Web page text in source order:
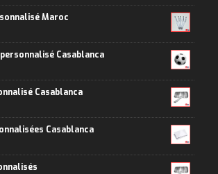
Maroc
Casablanca
Casablanca
Casablanca